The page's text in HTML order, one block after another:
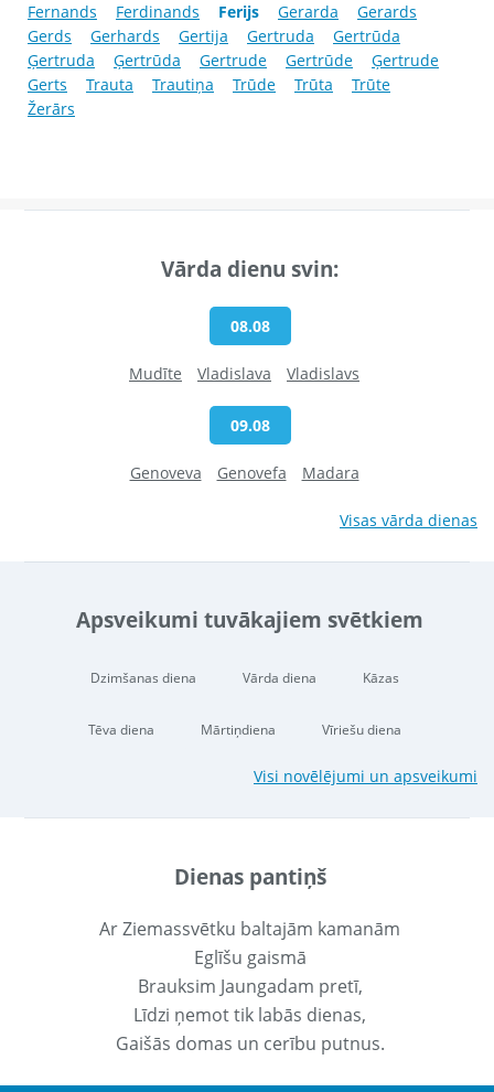
Fernands Ferdinands Ferijs Gerarda
Gerards
Gerds
Gerhards Gertija Gertruda
Gertrūda
Ģertruda
Ģertrūda Gertrude Gertrūde
Ģertrude
Gerts
Trauta Trautiņa Trūde Trūta
Trūte
Žerārs
Vārda dienu svin:
08.08
Mudīte Vladislava Vladislavs
09.08
Genoveva Genovefa Madara
Visas vārda dienas
Apsveikumi tuvākajiem svētkiem
Dzimšanas diena Vārda diena Kāzas
Tēva diena Mārtiņdiena Vīriešu diena
Visi novēlējumi un apsveikumi
Dienas pantiņš
Ar Ziemassvētku baltajām kamanām
Eglīšu gaismā
Brauksim Jaungadam pretī,
Līdzi ņemot tik labās dienas,
Gaišās domas un cerību putnus.